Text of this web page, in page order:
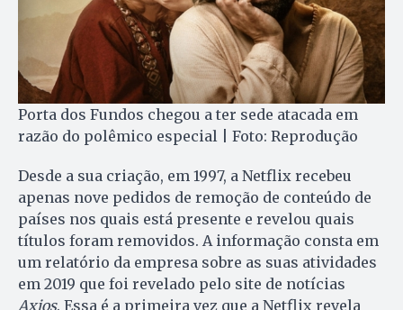
Porta dos Fundos chegou a ter sede atacada em
razão do polêmico especial | Foto: Reprodução
Desde a sua criação, em 1997, a Netflix recebeu
apenas nove pedidos de remoção de conteúdo de
países nos quais está presente e revelou quais
títulos foram removidos. A informação consta em
um relatório da empresa sobre as suas atividades
em 2019 que foi revelado pelo site de notícias
Axios. Essa é a primeira vez que a Netflix revela